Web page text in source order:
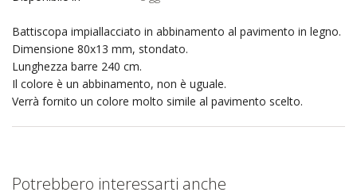
Battiscopa impiallacciato in abbinamento al pavimento in legno.
Dimensione 80x13 mm, stondato.
Lunghezza barre 240 cm.
Il colore è un abbinamento, non è uguale.
Verrà fornito un colore molto simile al pavimento scelto.
Potrebbero interessarti anche